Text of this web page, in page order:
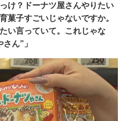
け？ドーナツ屋さんやりたい
菓子すごいじゃないですか。
い言っていて。これじゃな
ん”」